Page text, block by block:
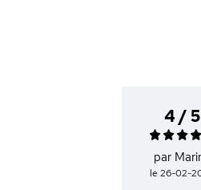
4 / 5
par
le 26-02-